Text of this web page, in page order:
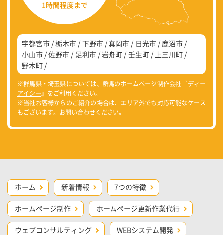
1時間程度まで
宇都宮市 栃木市 下野市 真岡市 日光市
鹿沼市
小山市 佐野市 足利市 岩舟町 壬生町
上三川町
野木町
※群馬県・埼玉県については、群馬のホームページ制作会社『ディー
アイシー』をご利用ください。
※当社お客様からのご紹介の場合は、エリア外でも対応可能なケース
もございます。お問い合わせください。
ホーム 新着情報 7つの特徴
ホームページ制作 ホームページ更新作業代行
ウェブコンサルティング WEBシステム開発